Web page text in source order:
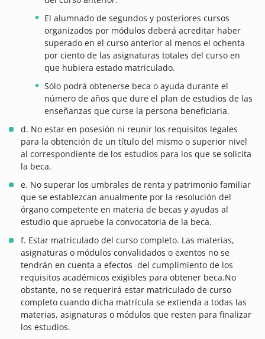
El alumnado de segundos y posteriores cursos
organizados por módulos deberá acreditar haber
superado en el curso anterior al menos el ochenta
por ciento de las asignaturas totales del curso en
que hubiera estado matriculado.
Sólo podrá obtenerse beca o ayuda durante el
número de años que dure el plan de estudios de las
enseñanzas que curse la persona beneficiaria.
d. No estar en posesión ni reunir los requisitos legales
para la obtención de un título del mismo o superior nivel
al correspondiente de los estudios para los que se solicita
la beca.
e. No superar los umbrales de renta y patrimonio familiar
que se establezcan anualmente por la resolución del
órgano competente en materia de becas y ayudas al
estudio que apruebe la convocatoria de la beca.
f. Estar matriculado del curso completo. Las materias,
asignaturas o módulos convalidados o exentos no se
tendrán en cuenta a efectos del cumplimiento de los
requisitos académicos exigibles para obtener beca.No
obstante, no se requerirá estar matriculado de curso
completo cuando dicha matrícula se extienda a todas las
materias, asignaturas o módulos que resten para finalizar
los estudios.